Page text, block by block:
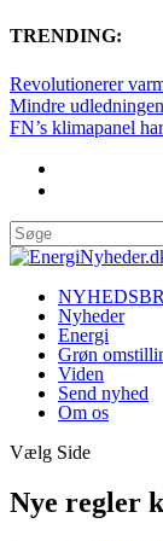
TRENDING:
Revolutionerer
Mindre
FN’s klimapanel
Nyheder
Energi
Grøn
Viden
Send nyhed
Om os
Vælg Side
Nye regler